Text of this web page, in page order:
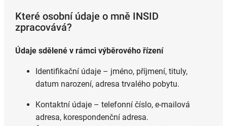
Které osobní údaje o mně INSID
zpracovává?
Údaje sdělené v rámci výběrového řízení
Identifikační údaje – jméno, příjmení, tituly,
datum narození, adresa trvalého pobytu.
Kontaktní údaje – telefonní číslo, e-mailová
adresa, korespondenční adresa.